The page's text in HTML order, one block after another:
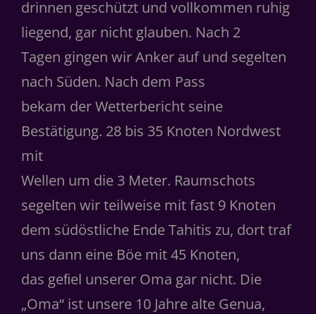
drinnen geschützt und vollkommen ruhig
liegend, gar nicht glauben. Nach 2
Tagen gingen wir Anker auf und segelten
nach Süden. Nach dem Pass
bekam der Wetterbericht seine
Bestätigung. 28 bis 35 Knoten Nordwest
mit
Wellen um die 3 Meter. Raumschots
segelten wir teilweise mit fast 9 Knoten
dem südöstliche Ende Tahitis zu, dort traf
uns dann eine Böe mit 45 Knoten,
das geﬁel unserer Oma gar nicht. Die
„Oma“ ist unsere 10 Jahre alte Genua,